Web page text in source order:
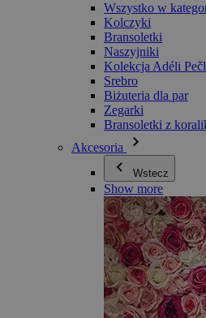
Wszystko w
Kolczyki
Bransoletki
Naszyjniki
Kolekcja Adéli
Srebro
Biżuteria dla par
Zegarki
Bransoletki z
Akcesoria
Wstecz
Show more